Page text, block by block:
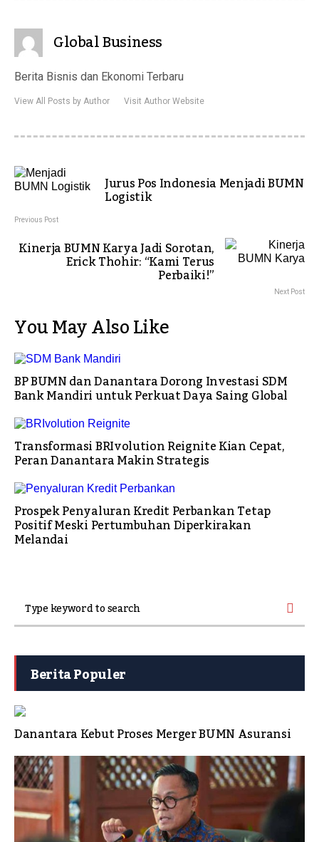
Global Business
Berita Bisnis dan Ekonomi Terbaru
View All Posts by Author Visit Author Website
Jurus Pos Indonesia Menjadi BUMN
Logistik
Previous Post
Kinerja BUMN Karya Jadi Sorotan,
Erick Thohir: “Kami Terus
Perbaiki!”
Next Post
You May Also Like
BP BUMN dan Danantara Dorong Investasi SDM
Bank Mandiri untuk Perkuat Daya Saing Global
Transformasi BRIvolution Reignite Kian Cepat,
Peran Danantara Makin Strategis
Prospek Penyaluran Kredit Perbankan Tetap
Positif Meski Pertumbuhan Diperkirakan
Melandai
Berita Populer
Danantara Kebut Proses Merger BUMN Asuransi